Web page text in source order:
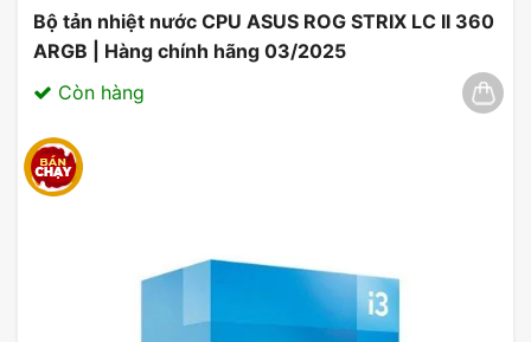
Bộ tản nhiệt nước CPU ASUS ROG STRIX LC II 360
ARGB | Hàng chính hãng 03/2025
Còn hàng